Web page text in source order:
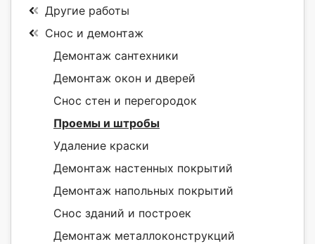
Другие работы
Снос и демонтаж
Демонтаж сантехники
Демонтаж окон и дверей
Снос стен и перегородок
Проемы и штробы
Удаление краски
Демонтаж настенных покрытий
Демонтаж напольных покрытий
Снос зданий и построек
Демонтаж металлоконструкций